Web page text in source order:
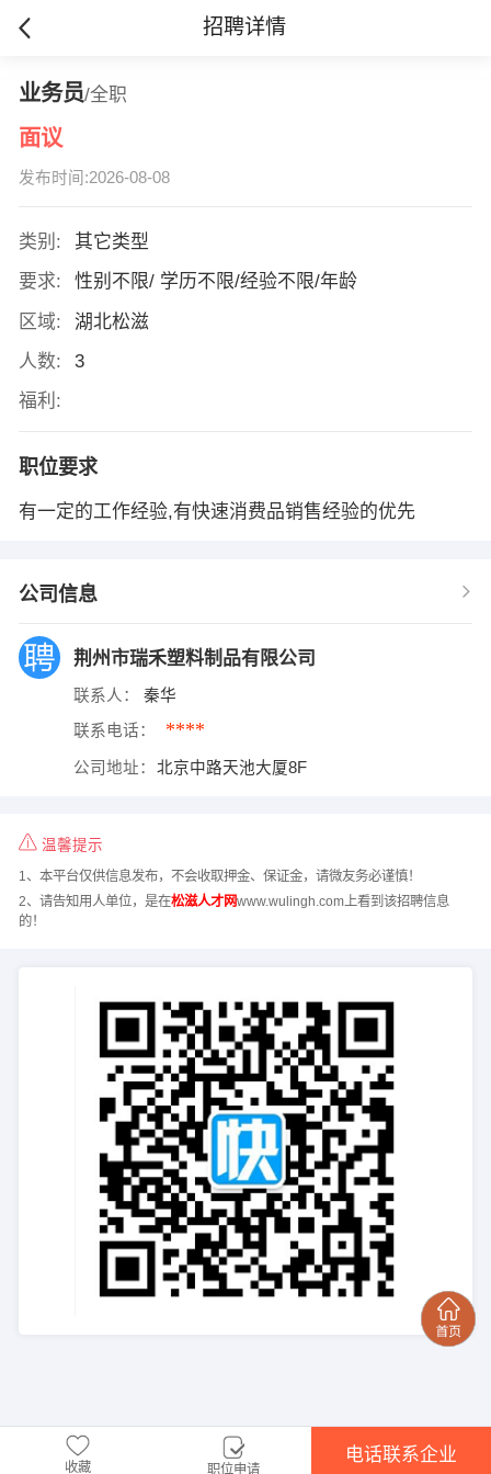
招聘详情
业务员/全职
面议
发布时间:2026-08-08
类别:
其它类型
要求:
性别不限/ 学历不限/经验不限/年龄
区域:
湖北松滋
人数:
3
福利:
职位要求
有一定的工作经验,有快速消费品销售经验的优先
公司信息
荆州市瑞禾塑料制品有限公司
联系人： 秦华
联系电话： ****
公司地址： 北京中路天池大厦8F
温馨提示
1、本平台仅供信息发布，不会收取押金、保证金，请微友务必谨慎！
2、请告知用人单位，是在松滋人才网www.wulingh.com上看到该招聘信息
的！
收藏 职位申请
电话联系企业